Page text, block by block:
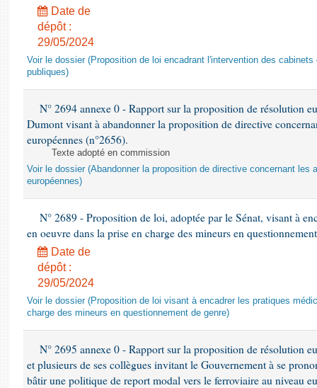
Date de
dépôt :
29/05/2024
Voir le dossier (Proposition de loi encadrant l'intervention des
publiques)
N° 2694 annexe 0 - Rapport sur la proposition de résolution
Dumont visant à abandonner la proposition de directive
européennes (n°2656).
Texte adopté en commission
Voir le dossier (Abandonner la proposition de directive concernant les
européennes)
N° 2689 - Proposition de loi, adoptée par le Sénat, visant à
en oeuvre dans la prise en charge des mineurs en
Date de
dépôt :
29/05/2024
Voir le dossier (Proposition de loi visant à encadrer les pratiques
charge des mineurs en questionnement de genre)
N° 2695 annexe 0 - Rapport sur la proposition de résolution
et plusieurs de ses collègues invitant le Gouvernement à se
bâtir une politique de report modal vers le ferroviaire au niveau